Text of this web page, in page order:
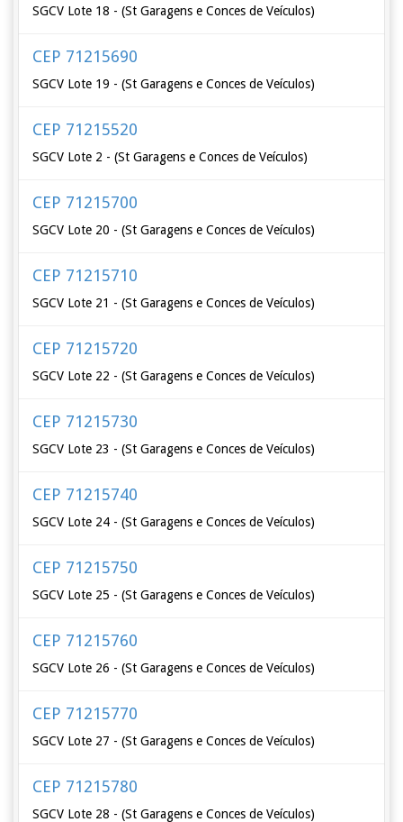
SGCV Lote 18 - (St Garagens e Conces de Veículos)
CEP 71215690
SGCV Lote 19 - (St Garagens e Conces de Veículos)
CEP 71215520
SGCV Lote 2 - (St Garagens e Conces de Veículos)
CEP 71215700
SGCV Lote 20 - (St Garagens e Conces de Veículos)
CEP 71215710
SGCV Lote 21 - (St Garagens e Conces de Veículos)
CEP 71215720
SGCV Lote 22 - (St Garagens e Conces de Veículos)
CEP 71215730
SGCV Lote 23 - (St Garagens e Conces de Veículos)
CEP 71215740
SGCV Lote 24 - (St Garagens e Conces de Veículos)
CEP 71215750
SGCV Lote 25 - (St Garagens e Conces de Veículos)
CEP 71215760
SGCV Lote 26 - (St Garagens e Conces de Veículos)
CEP 71215770
SGCV Lote 27 - (St Garagens e Conces de Veículos)
CEP 71215780
SGCV Lote 28 - (St Garagens e Conces de Veículos)